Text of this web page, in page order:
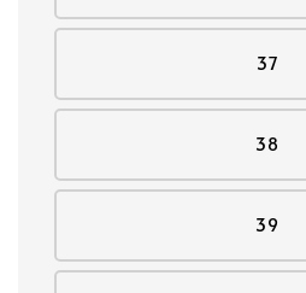
37
38
39